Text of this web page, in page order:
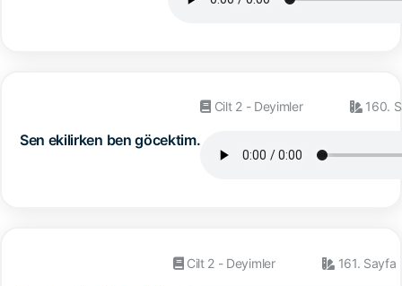
Sen ekilirken ben göcektim.
Cilt 2 - Deyimler 160.
Cilt 2 - Deyimler 161. Sayfa